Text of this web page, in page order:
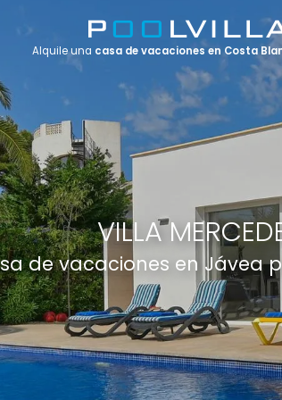
VILLA
de vacaciones en Jávea
Alquile una casa de vacaciones en Costa